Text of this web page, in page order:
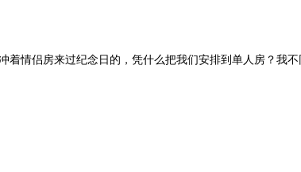
情侣房来过纪念日的，凭什么把我们安排到单人房？我不